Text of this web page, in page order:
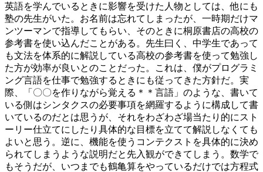
英語を学んでいるときに影響を受けた人物としては、他にも
塾の先生がいた。お名前は忘れてしまったが、一時期だけマ
ンツーマンで指導してもらい、そのときに桐原書店の高校の
参考書を使い込んだことがある。先生曰く、中学生であって
も文法を体系的に解説している高校の参考書を使って勉強し
た方が効率が良いとのことだった。これは、僕がプログラミ
ング言語を仕事で勉強するときにも従ってきた方針だ。実
際、「〇〇を作りながら覚える＊＊言語」のような、書いて
いる側はシンタクスの必要事項を網羅するように構成して書
いているのだとは思うが、それをわざわざ場当たり的にスト
ーリー仕立てにしたり具体的な目標を立てて解説しなくても
よいと思う。逆に、機能を使うコンテクストを具体的に決め
られてしまうような説明だと先入観ができてしまう。数学で
もそうだが、いつまでも鶴亀算をやっているだけでは方程式